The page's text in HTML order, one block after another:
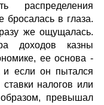
распределения
бросалась в глаза.
же ощущалась.
доходов казны
ее основа -
и если он пытался
налогов или
превышал